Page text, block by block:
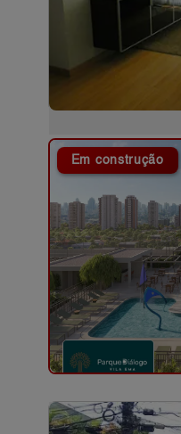
Em construção